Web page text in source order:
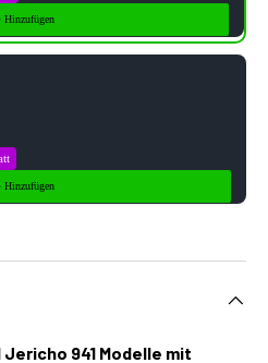
Hinzufügen
Hinzufügen
Jericho 941 Modelle mit